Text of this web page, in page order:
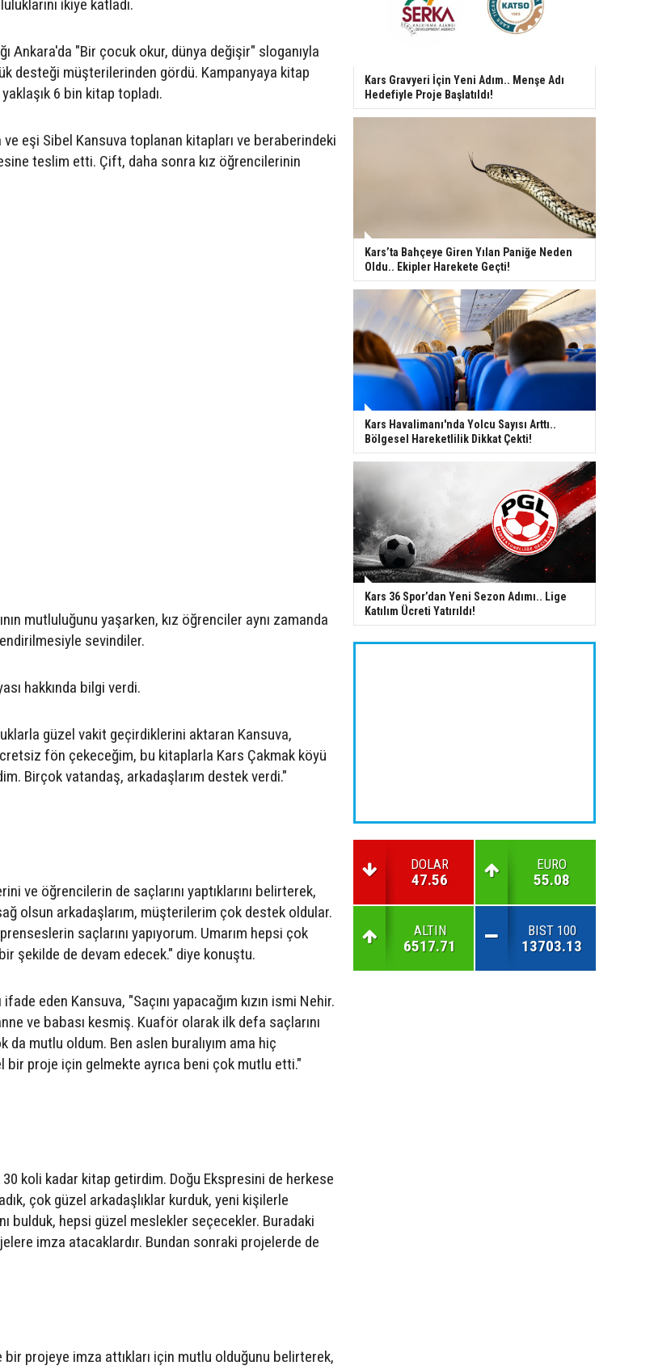
ikiye katladı.
Ankara'da "Bir çocuk okur, dünya değişir" sloganıyla
desteği müşterilerinden gördü. Kampanyaya kitap
6 bin kitap topladı.
eşi Sibel Kansuva toplanan kitapları ve beraberindeki
teslim etti. Çift, daha sonra kız öğrencilerinin
mutluluğunu yaşarken, kız öğrenciler aynı zamanda
sevindiler.
hakkında bilgi verdi.
güzel vakit geçirdiklerini aktaran Kansuva,
fön çekeceğim, bu kitaplarla Kars Çakmak köyü
Birçok vatandaş, arkadaşlarım destek verdi."
ve öğrencilerin de saçlarını yaptıklarını belirterek,
olsun arkadaşlarım, müşterilerim çok destek oldular.
saçlarını yapıyorum. Umarım hepsi çok
şekilde de devam edecek." diye konuştu.
eden Kansuva, "Saçını yapacağım kızın ismi Nehir.
ve babası kesmiş. Kuaför olarak ilk defa saçlarını
da mutlu oldum. Ben aslen buralıyım ama hiç
proje için gelmekte ayrıca beni çok mutlu etti."
koli kadar kitap getirdim. Doğu Ekspresini de herkese
çok güzel arkadaşlıklar kurduk, yeni kişilerle
bulduk, hepsi güzel meslekler seçecekler. Buradaki
imza atacaklardır. Bundan sonraki projelerde de
bir projeye imza attıkları için mutlu olduğunu belirterek,
Kars Gravyeri İçin Yeni Adım.. Menşe Adı
Hedefiyle Proje Başlatıldı!
Kars’ta Bahçeye Giren Yılan Paniğe Neden
Oldu.. Ekipler Harekete Geçti!
Kars Havalimanı'nda Yolcu Sayısı Arttı..
Bölgesel Hareketlilik Dikkat Çekti!
Kars 36 Spor’dan Yeni Sezon Adımı.. Lige
Katılım Ücreti Yatırıldı!
DOLAR
47.56
EURO
55.08
ALTIN
6517.71
BIST 100
13703.13